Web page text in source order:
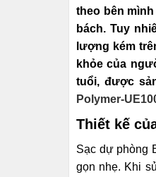
theo bên
bách. Tuy
lượng kém
khỏe của
tuổi, được
Polymer-
Thiết kế
Sạc dự phòng
gọn nhẹ. Khi